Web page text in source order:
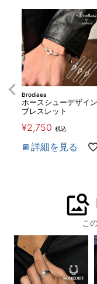
Brodiaea
ホースシューデザイン
ブレスレット
¥2,750 税込
詳細を見る
image_search
こ